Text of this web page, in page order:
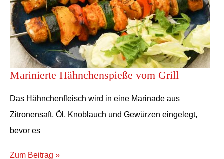
Marinierte Hähnchenspieße vom Grill
Das Hähnchenfleisch wird in eine Marinade aus
Zitronensaft, Öl, Knoblauch und Gewürzen eingelegt,
bevor es
Zum Beitrag »